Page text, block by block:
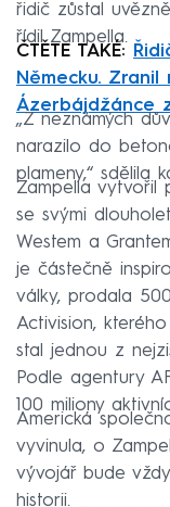
řidič zůstal
řídil Zampella.
ČTĚTE TAKÉ:
Německu. Zranil
Ázerbájdžánce
„Z neznámých
narazilo do
plameny,“ sdělila
Zampella vytvořil
se svými
Westem a
je částečně
války, prodala
Activision,
stal jednou z
Podle agentury
100 miliony
Americká
vyvinula, o
vývojář bude
historii.